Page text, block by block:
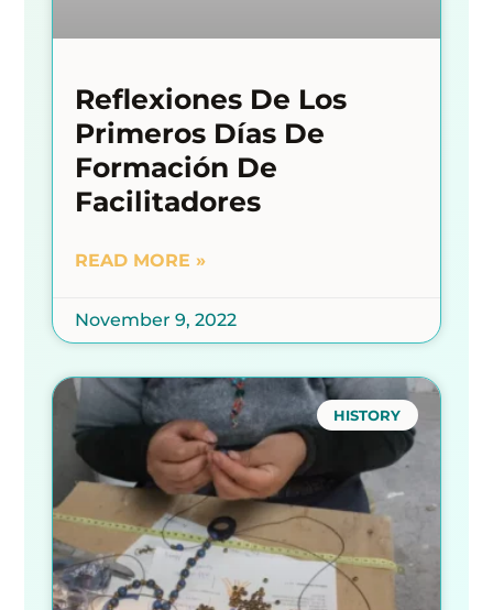
Reflexiones De Los
Primeros Días De
Formación De
Facilitadores
READ MORE »
November 9, 2022
HISTORY